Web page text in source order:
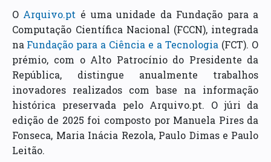
O Arquivo.pt é uma unidade da Fundação para a
Computação Científica Nacional (FCCN), integrada
na Fundação para a Ciência e a Tecnologia (FCT). O
prémio, com o Alto Patrocínio do Presidente da
República, distingue anualmente trabalhos
inovadores realizados com base na informação
histórica preservada pelo Arquivo.pt. O júri da
edição de 2025 foi composto por Manuela Pires da
Fonseca, Maria Inácia Rezola, Paulo Dimas e Paulo
Leitão.